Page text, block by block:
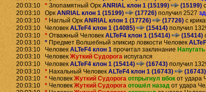
20:03:10 * Злопамятный ОркANRIAL клон 1 (15199) (15199)
20:03:10 ОркANRIAL клон 1 (15199) (17726) получил 2527
20:03:10 * Наглый ОркANRIAL клон 1 (17726) (17726) с
20:03:10 Человек ALTeF4 клон 1 (14085) (15414) получил
20:03:10 * Отважный ЧеловекALTeF4 клон 1 (15414) (15414)
20:03:10 * Предмет Волшебный эликсир ловкости Человек
20:03:10 Человек ALTeF4 клон 1 прочитал заклинание
20:03:10 ЧеловекЖуткий Судорога испугался
20:03:10 ЧеловекALTeF4 клон 1 (15414) (16743)получил
20:03:10 * Нахальный ЧеловекALTeF4 клон 1 (16743) (16743)
20:03:10 * Человек Жуткий Судорога отпрыгнул вбок от удара
20:03:10 * ЧеловекЖуткий Судорога отошёл назад от удара